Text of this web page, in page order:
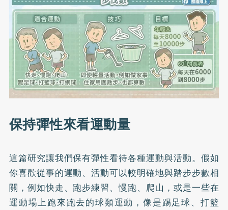
保持彈性來看運動量
這篇研究讓我們保有彈性看待各種運動與活動。假如
你喜歡從事的運動、活動可以較明確地與踏步步數相
關，例如快走、跑步練習、慢跑、爬山，或是一些在
運動場上跑來跑去的球類運動，像是踢足球、打籃